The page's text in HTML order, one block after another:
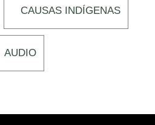
CAUSAS INDÍGENAS
AUDIO